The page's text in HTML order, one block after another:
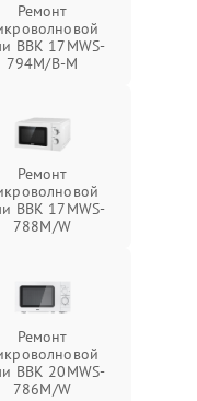
Ремонт
BBK 17MWS-
794M/B-M
Ремонт
BBK 17MWS-
788M/W
Ремонт
BBK 20MWS-
786M/W